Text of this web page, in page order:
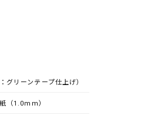
グリーンテープ仕上げ）
（1.0mm）